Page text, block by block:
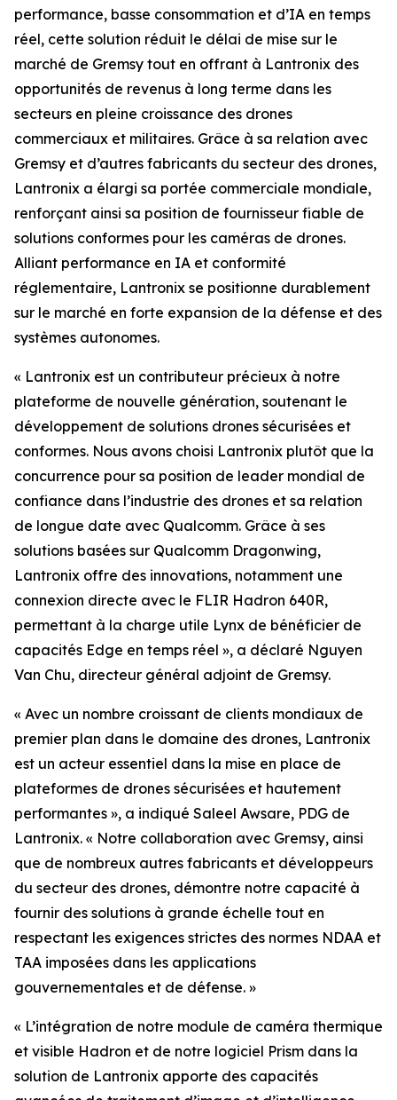
performance, basse consommation et d’IA en temps
réel, cette solution réduit le délai de mise sur le
marché de Gremsy tout en offrant à Lantronix des
opportunités de revenus à long terme dans les
secteurs en pleine croissance des drones
commerciaux et militaires. Grâce à sa relation avec
Gremsy et d’autres fabricants du secteur des drones,
Lantronix a élargi sa portée commerciale mondiale,
renforçant ainsi sa position de fournisseur fiable de
solutions conformes pour les caméras de drones.
Alliant performance en IA et conformité
réglementaire, Lantronix se positionne durablement
sur le marché en forte expansion de la défense et des
systèmes autonomes.
« Lantronix est un contributeur précieux à notre
plateforme de nouvelle génération, soutenant le
développement de solutions drones sécurisées et
conformes. Nous avons choisi Lantronix plutôt que la
concurrence pour sa position de leader mondial de
confiance dans l’industrie des drones et sa relation
de longue date avec Qualcomm. Grâce à ses
solutions basées sur Qualcomm Dragonwing,
Lantronix offre des innovations, notamment une
connexion directe avec le FLIR Hadron 640R,
permettant à la charge utile Lynx de bénéficier de
capacités Edge en temps réel », a déclaré Nguyen
Van Chu, directeur général adjoint de Gremsy.
« Avec un nombre croissant de clients mondiaux de
premier plan dans le domaine des drones, Lantronix
est un acteur essentiel dans la mise en place de
plateformes de drones sécurisées et hautement
performantes », a indiqué Saleel Awsare, PDG de
Lantronix. « Notre collaboration avec Gremsy, ainsi
que de nombreux autres fabricants et développeurs
du secteur des drones, démontre notre capacité à
fournir des solutions à grande échelle tout en
respectant les exigences strictes des normes NDAA et
TAA imposées dans les applications
gouvernementales et de défense. »
« L’intégration de notre module de caméra thermique
et visible Hadron et de notre logiciel Prism dans la
solution de Lantronix apporte des capacités